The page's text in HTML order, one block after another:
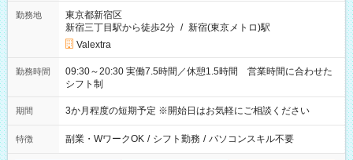
勤務地
東京都新宿区
新宿三丁目駅から徒歩2分 / 新宿(東京メトロ)駅
Valextra
勤務時間
09:30～20:30 実働7.5時間／休憩1.5時間 営業時間に合わせた
シフト制
期間 3か月程度の短期予定 ※開始日はお気軽にご相談ください
特徴 副業・WワークOK / シフト勤務 / パソコンスキル不要